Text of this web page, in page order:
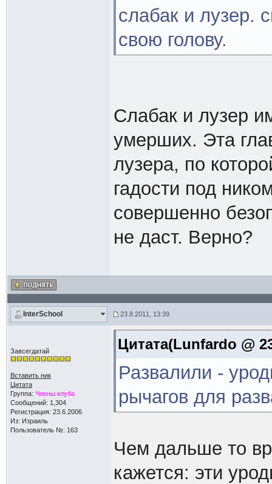
слабак и лузер.
свою голову.
Слабак и лузер
умерших. Эта
лузера, по
гадости под
совершенно
не даст. Верно?
InterSchool 23.8.2011, 13:39
Завсегдатай
Вставить ник
Цитата
Группа: Члены клуба
Сообщений: 1,304
Регистрация: 23.6.2006
Из: Израиль
Пользователь №: 163
Цитата(Lunfardo @
Развалили -
рычагов для
Чем дальше то
кажется: эти